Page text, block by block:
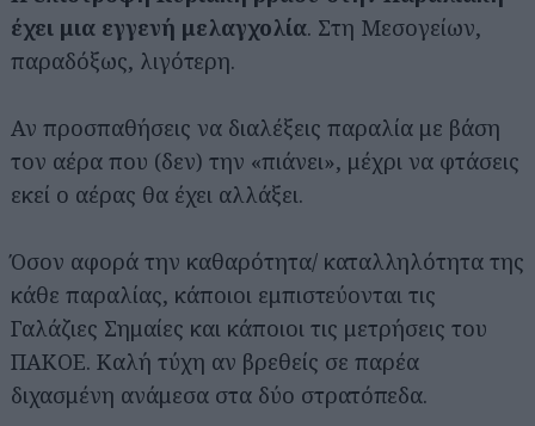
έχει μια εγγενή μελαγχολία. Στη Μεσογείων,
παραδόξως, λιγότερη.
Αν προσπαθήσεις να διαλέξεις παραλία με βάση
τον αέρα που (δεν) την «πιάνει», μέχρι να φτάσεις
εκεί ο αέρας θα έχει αλλάξει.
Όσον αφορά την καθαρότητα/ καταλληλότητα της
κάθε παραλίας, κάποιοι εμπιστεύονται τις
Γαλάζιες Σημαίες και κάποιοι τις μετρήσεις του
ΠΑΚΟΕ. Καλή τύχη αν βρεθείς σε παρέα
διχασμένη ανάμεσα στα δύο στρατόπεδα.